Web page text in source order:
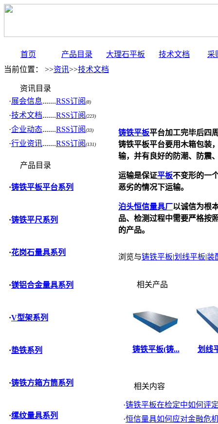
首页 产品目录 大理石平板 技术文档
采
当前位置： >>资讯>>技术文档
资讯目录
·展会信息.......RSS订阅 (8)
·技术文档.......RSS订阅 (223)
·企业动态.......RSS订阅 (33)
·行业资讯.......RSS订阅 (131)
产品目录
·铸铁平板平台系列
·铸铁平尺系列
·花岗石量具系列
·镁铝合金量具系列
·V型架系列
·垫铁系列
·铸铁方箱方筒系列
·缧纹量具系列
铸铁平板平台加工完毕后四
铸铁平板平台要用木箱包装
输，并有良好的防潮、防震
运输是保证平板不变形的一
恶劣的情况下运输。
泊头恒信量具厂以诚信为根
品、检测过程中需要严格按
的产品。
浏览与铸铁平板|划线平板|装
相关产品
铸铁平板(铸... 划线
相关内容
·铸铁平板在检定中如何评
·恒信量具如何应对金融危